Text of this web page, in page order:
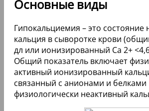
Основные виды
Гипокальциемия – это состояние
кальция в сыворотке крови
дл или ионизированный Ca 2+
Общий показатель включает
активный ионизированный
связанный с анионами и белками
физиологически неактивный